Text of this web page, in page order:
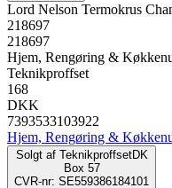
Lord Nelson Termokrus
218697
218697
Hjem, Rengøring &
Teknikproffset
168
DKK
7393533103922
Hjem, Rengøring &
Solgt af TeknikproffsetDK
Box 57
CVR-nr: SE559386184101